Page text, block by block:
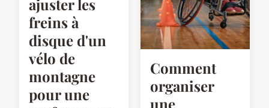
ajuster les
freins à
disque d'un
vélo de
montagne
pour une
Comment
organiser
une